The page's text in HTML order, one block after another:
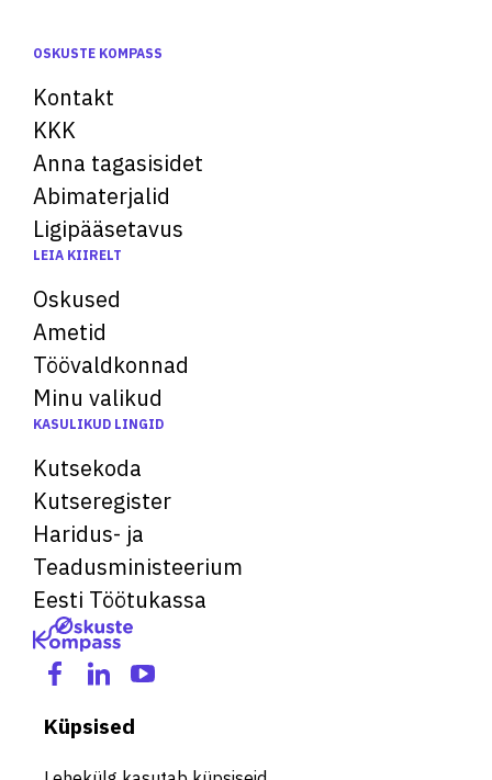
OSKUSTE KOMPASS
Kontakt
KKK
Anna tagasisidet
Abimaterjalid
Ligipääsetavus
LEIA KIIRELT
Oskused
Ametid
Töövaldkonnad
Minu valikud
KASULIKUD LINGID
Kutsekoda
Kutseregister
Haridus- ja
Teadusministeerium
Eesti Töötukassa
Küpsised